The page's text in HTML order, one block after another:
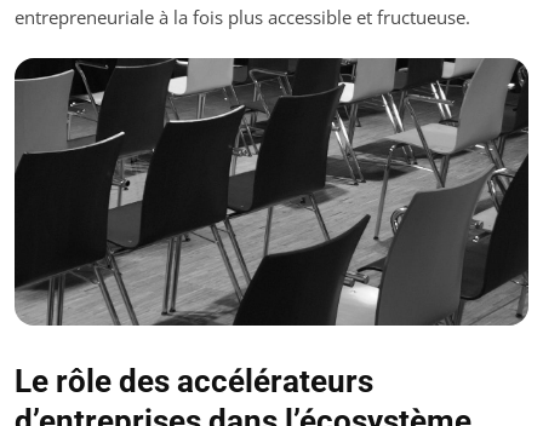
entrepreneuriale à la fois plus accessible et fructueuse.
Le rôle des accélérateurs